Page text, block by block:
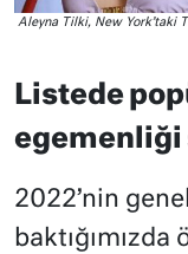
Aleyna Tilki, New York’taki
Listede
egemenliği
2022’nin